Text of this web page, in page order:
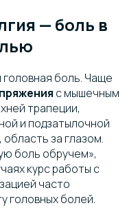
— боль в
боль. Чаще
с мышечным
трапеции,
и подзатылочной
за глазом.
боль обручем»,
курс работы с
часто
головных болей.